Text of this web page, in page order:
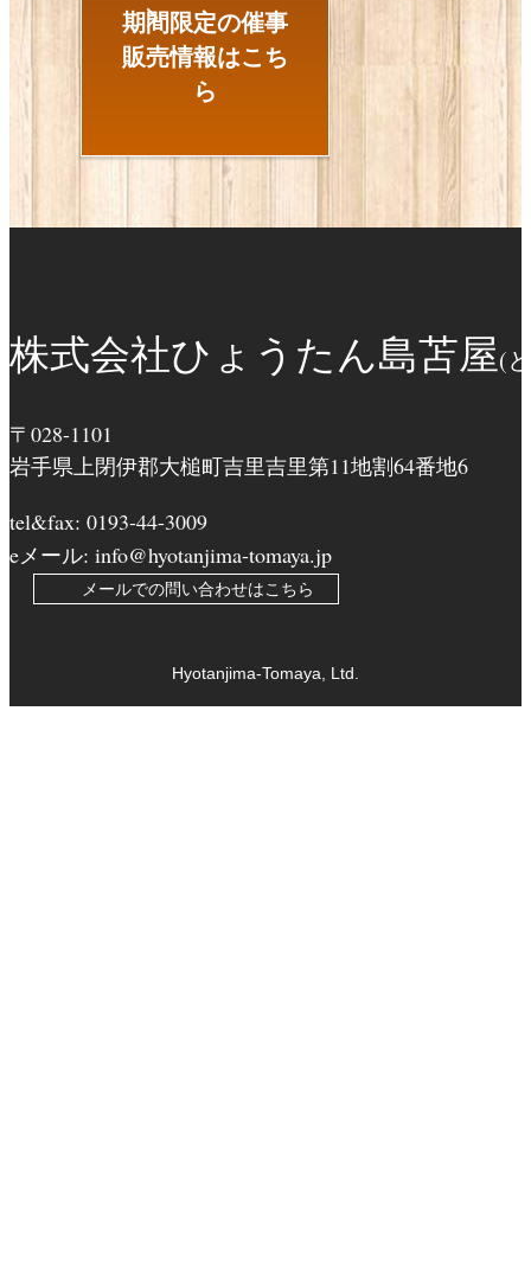
期間限定の催事
販売情報はこち
ら
株式会社ひょうたん島苫屋(
〒028-1101
岩手県上閉伊郡大槌町吉里吉里第11地割64番地6
tel&fax: 0193-44-3009
eメール: info@hyotanjima-tomaya.jp
メールでの問い合わせはこちら
Hyotanjima-Tomaya, Ltd.